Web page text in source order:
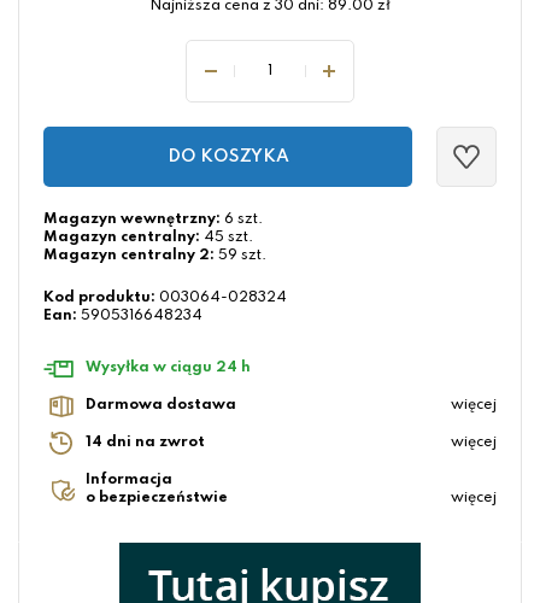
Najniższa cena z 30 dni: 89.00 zł
DO KOSZYKA
Magazyn wewnętrzny: 6 szt.
Magazyn centralny: 45 szt.
Magazyn centralny 2: 59 szt.
Kod produktu: 003064-028324
Ean: 5905316648234
Wysyłka w ciągu 24 h
Darmowa dostawa więcej
14 dni na zwrot więcej
Informacja
o bezpieczeństwie
więcej